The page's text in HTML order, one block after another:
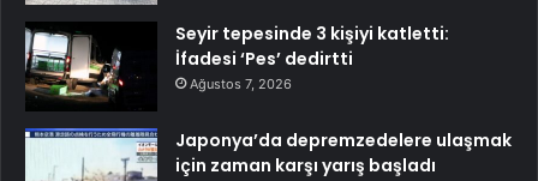
Seyir tepesinde 3 kişiyi katletti:
İfadesi ‘Pes’ dedirtti
Ağustos 7, 2026
Japonya’da depremzedelere ulaşmak
için zaman karşı yarış başladı